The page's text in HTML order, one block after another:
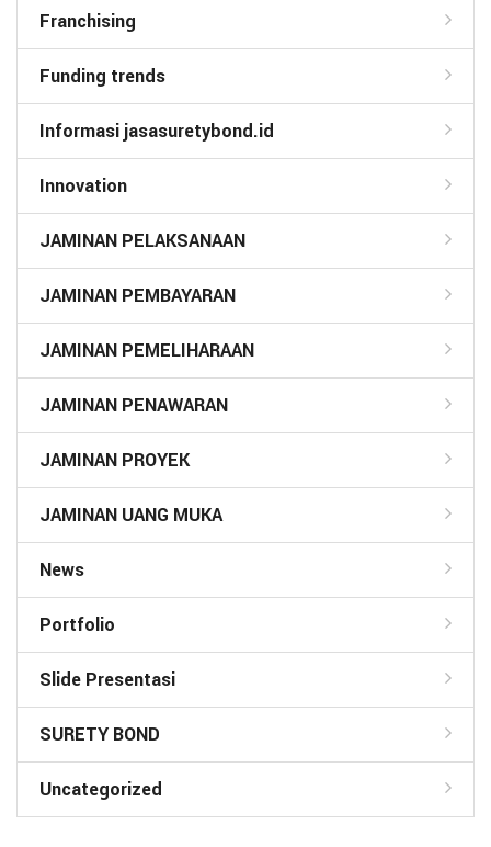
Franchising
Funding trends
Informasi jasasuretybond.id
Innovation
JAMINAN PELAKSANAAN
JAMINAN PEMBAYARAN
JAMINAN PEMELIHARAAN
JAMINAN PENAWARAN
JAMINAN PROYEK
JAMINAN UANG MUKA
News
Portfolio
Slide Presentasi
SURETY BOND
Uncategorized